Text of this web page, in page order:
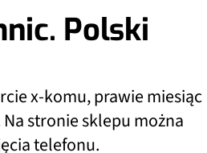
Polski
x-komu, prawie miesiąc
stronie sklepu można
telefonu.